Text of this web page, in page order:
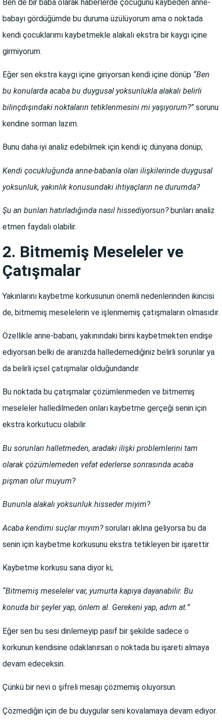
Ben de bir baba olarak haberlerde çocuğunu kaybeden anne-
babayı gördüğümde bu duruma üzülüyorum ama o noktada
kendi çocuklarımı kaybetmekle alakalı ekstra bir kaygı içine
girmiyorum.
Eğer sen ekstra kaygı içine giriyorsan kendi içine dönüp “Ben
bu konularda acaba bu duygusal yoksunlukla alakalı belirli
bilinçdışındaki noktaların tetiklenmesini mi yaşıyorum?” sorunu
kendine sorman lazım.
Bunu daha iyi analiz edebilmek için kendi iç dünyana dönüp;
Kendi çocukluğunda anne-babanla olan ilişkilerinde duygusal
yoksunluk, yakınlık konusundaki ihtiyaçların ne durumda?
Şu an bunları hatırladığında nasıl hissediyorsun?bunları analiz
etmen faydalı olabilir.
2. Bitmemiş Meseleler ve
Çatışmalar
Yakınlarını kaybetme korkusunun önemli nedenlerinden ikincisi
de, bitmemiş meselelerin ve işlenmemiş çatışmaların olmasıdır.
Özellikle anne-babanı, yakınındaki birini kaybetmekten endişe
ediyorsan belki de aranızda halledemediğiniz belirli sorunlar ya
da belirli içsel çatışmalar olduğundandır.
Bu noktada bu çatışmalar çözümlenmeden ve bitmemiş
meseleler halledilmeden onları kaybetme gerçeği senin için
ekstra korkutucu olabilir.
Bu sorunları halletmeden, aradaki ilişki problemlerini tam
olarak çözümlemeden vefat ederlerse sonrasında acaba
pişman olur muyum?
Bununla alakalı yoksunluk hisseder miyim?
Acaba kendimi suçlar mıyım?soruları aklına geliyorsa bu da
senin için kaybetme korkusunu ekstra tetikleyen bir işarettir.
Kaybetme korkusu sana diyor ki;
“Bitmemiş meseleler var, yumurta kapıya dayanabilir. Bu
konuda bir şeyler yap, önlem al. Gerekeni yap, adım at.”
Eğer sen bu sesi dinlemeyip pasif bir şekilde sadece o
korkunun kendisine odaklanırsan o noktada bu işareti almaya
devam edeceksin.
Çünkü bir nevi o şifreli mesajı çözmemiş oluyorsun.
Çözmediğin için de bu duygular seni kovalamaya devam ediyor.